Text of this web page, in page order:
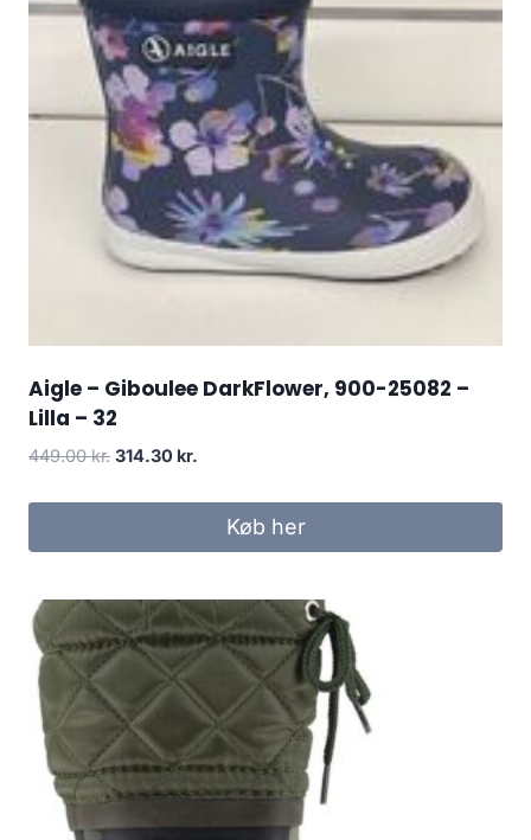
Aigle – Giboulee DarkFlower, 900-25082 –
Lilla – 32
449.00kr. Den
pris
314.30 kr.
pris
Køb her